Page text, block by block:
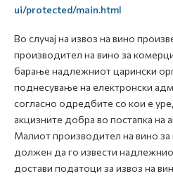
ui/protected/main.html
Во случај на извоз на вино
производител на вино за
барање надлежниот царински
поднесување на електронски
согласно одредбите со кои е
акцизните добра во постапка
Малиот производител на вино за
должен да го извести
достави податоци за извоз на